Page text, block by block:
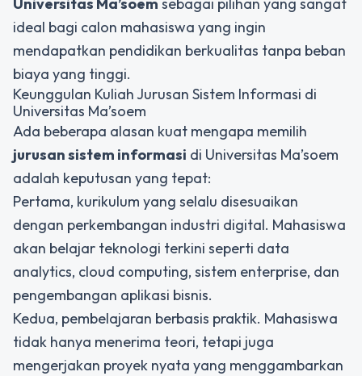
Universitas Ma’soem sebagai pilihan yang sangat
ideal bagi calon mahasiswa yang ingin
mendapatkan pendidikan berkualitas tanpa beban
biaya yang tinggi.
Keunggulan Kuliah Jurusan Sistem Informasi di
Universitas Ma’soem
Ada beberapa alasan kuat mengapa memilih
jurusan sistem informasi di Universitas Ma’soem
adalah keputusan yang tepat:
Pertama, kurikulum yang selalu disesuaikan
dengan perkembangan industri digital. Mahasiswa
akan belajar teknologi terkini seperti data
analytics, cloud computing, sistem enterprise, dan
pengembangan aplikasi bisnis.
Kedua, pembelajaran berbasis praktik. Mahasiswa
tidak hanya menerima teori, tetapi juga
mengerjakan proyek nyata yang menggambarkan